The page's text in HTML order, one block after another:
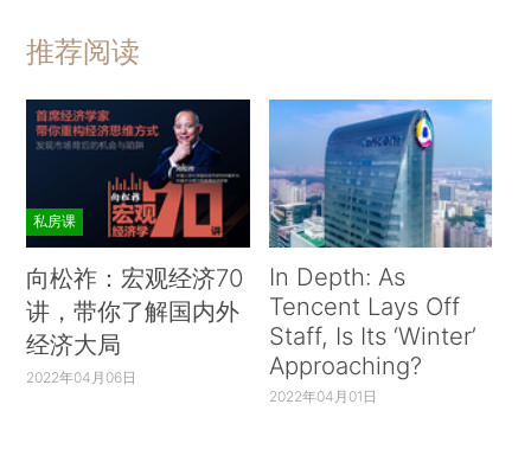
推荐阅读
私房课
向松祚：宏观经济70
讲，带你了解国内外
经济大局
2022年04月06日
In Depth: As
Tencent Lays Off
Staff, Is Its ‘Winter’
Approaching?
2022年04月01日